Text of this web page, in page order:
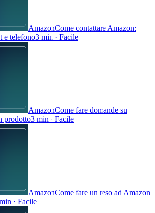
AmazonCome contattare Amazon:
e telefono3 min · Facile
AmazonCome fare domande su
prodotto3 min · Facile
AmazonCome fare un reso ad Amazon
· Facile